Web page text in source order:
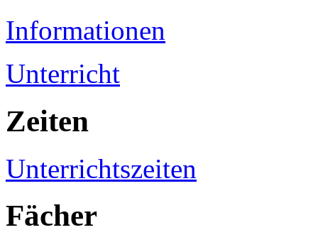
Informationen
Unterricht
Zeiten
Unterrichtszeiten
Fächer